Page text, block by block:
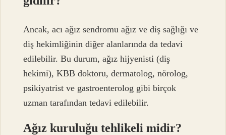
Ancak, acı ağız sendromu ağız ve diş sağlığı ve
diş hekimliğinin diğer alanlarında da tedavi
edilebilir. Bu durum, ağız hijyenisti (diş
hekimi), KBB doktoru, dermatolog, nörolog,
psikiyatrist ve gastroenterolog gibi birçok
uzman tarafından tedavi edilebilir.
Ağız kuruluğu tehlikeli midir?